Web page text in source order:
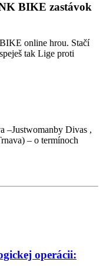
BIKE zastávok
online hrou. Stačí
tak Lige proti
–Justwomanby Divas ,
– o termínoch
operácii: